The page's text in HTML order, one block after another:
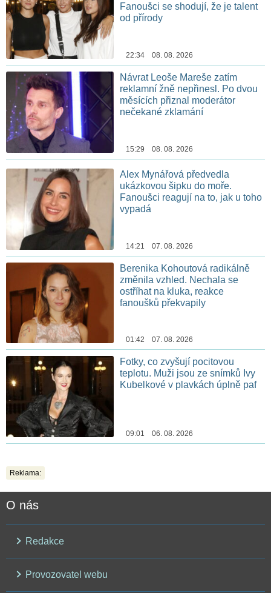
Fanoušci se shodují, že je talent
od přírody
22:34 08. 08. 2026
Návrat Leoše Mareše zatím
reklamní žně nepřinesl. Po dvou
měsících přiznal moderátor
nečekané zklamání
15:29 08. 08. 2026
Alex Mynářová předvedla
ukázkovou šipku do moře.
Fanoušci reagují na to, jak u toho
vypadá
14:21 07. 08. 2026
Berenika Kohoutová radikálně
změnila vzhled. Nechala se
ostříhat na kluka, reakce
fanoušků překvapily
01:42 07. 08. 2026
Fotky, co zvyšují pocitovou
teplotu. Muži jsou ze snímků Ivy
Kubelkové v plavkách úplně paf
09:01 06. 08. 2026
Reklama:
O nás
Redakce
Provozovatel webu